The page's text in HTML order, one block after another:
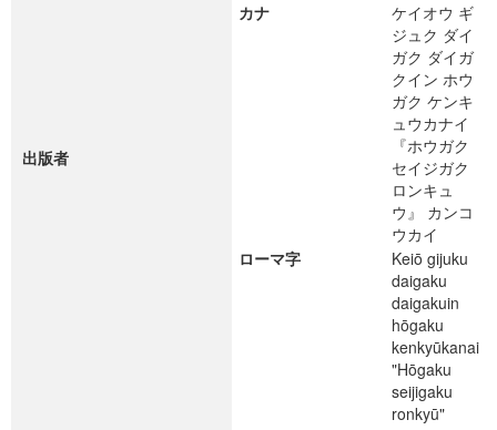
出版者
カナ
ケイオウ ギ
ジュク ダイ
ガク ダイガ
クイン ホウ
ガク ケンキ
ュウカナイ
『ホウガク
セイジガク
ロンキュ
ウ』 カンコ
ウカイ
ローマ字
Keiō gijuku
daigaku
daigakuin
hōgaku
kenkyūkanai
"Hōgaku
seijigaku
ronkyū"